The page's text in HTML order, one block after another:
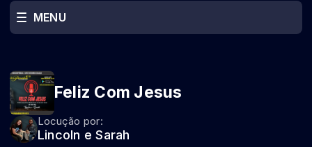
MENU
Feliz Com Jesus
Locução por:
Lincoln e Sarah